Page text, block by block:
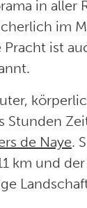
in aller
im
Pracht ist
Stunden
de Naye.
km und